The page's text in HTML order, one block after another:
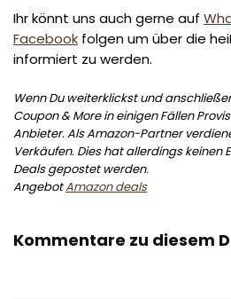
Ihr könnt uns auch gerne auf
Facebook folgen um über die
informiert zu werden.
Wenn Du weiterklickst und
Coupon & More in einigen Fällen
Anbieter. Als Amazon-Partner
Verkäufen. Dies hat allerdings keinen
Deals gepostet werden.
AngebotAmazon deals
Kommentare zu diesem